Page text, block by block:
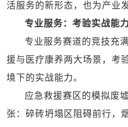
活服务的新形态，也为产业
专业服务：考验实战能力
专业服务赛道的竞技充
援与医疗康养两大场景，考
境下的实战能力。
应急救援赛区的模拟废
张：碎砖坍塌区阻碍前行，